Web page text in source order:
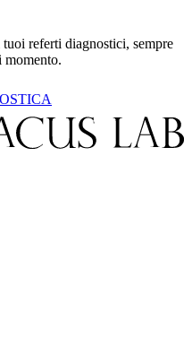
referti diagnostici, sempre
momento.